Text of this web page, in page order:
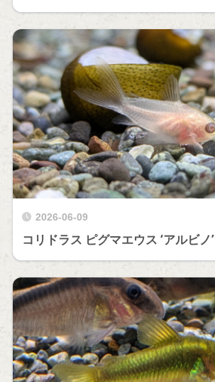
2026-06-09
コリドラス ピグマエウス ‘アルビノ’